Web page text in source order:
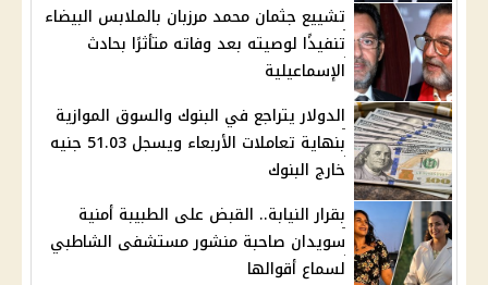
تشييع جثمان محمد مرزبان بالملابس البيضاء
تنفيذًا لوصيته بعد وفاته متأثرًا بحادث
الإسماعيلية
الدولار يتراجع في البنوك والسوق الموازية
بنهاية تعاملات الأربعاء ويسجل 51.03 جنيه
خارج البنوك
بقرار النيابة.. القبض على الطبيبة أمنية
سويدان صاحبة منشور مستشفى الشاطبي
لسماع أقوالها